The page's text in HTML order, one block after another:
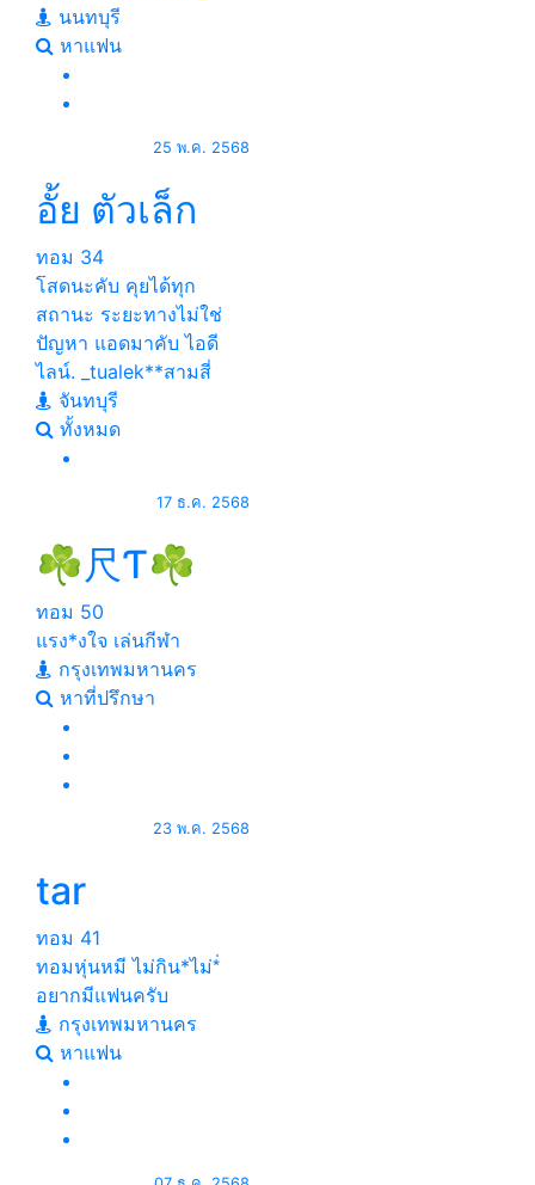
นนทบุรี
หาแฟน
25 พ.ค. 2568
อั้ย ตัวเล็ก
ทอม 34
โสดนะคับ คุยได้ทุก
สถานะ ระยะทางไม่ใช่
ปัญหา แอดมาคับ ไอดี
ไลน์. _tualek**สามสี่
จันทบุรี
ทั้งหมด
17 ธ.ค. 2568
☘尺Ƭ☘
ทอม 50
แรง*งใจ เล่นกีฬา
กรุงเทพมหานคร
หาที่ปรึกษา
23 พ.ค. 2568
tar
ทอม 41
ทอมหุ่นหมี ไม่กิน*ไม่*่
อยากมีแฟนครับ
กรุงเทพมหานคร
หาแฟน